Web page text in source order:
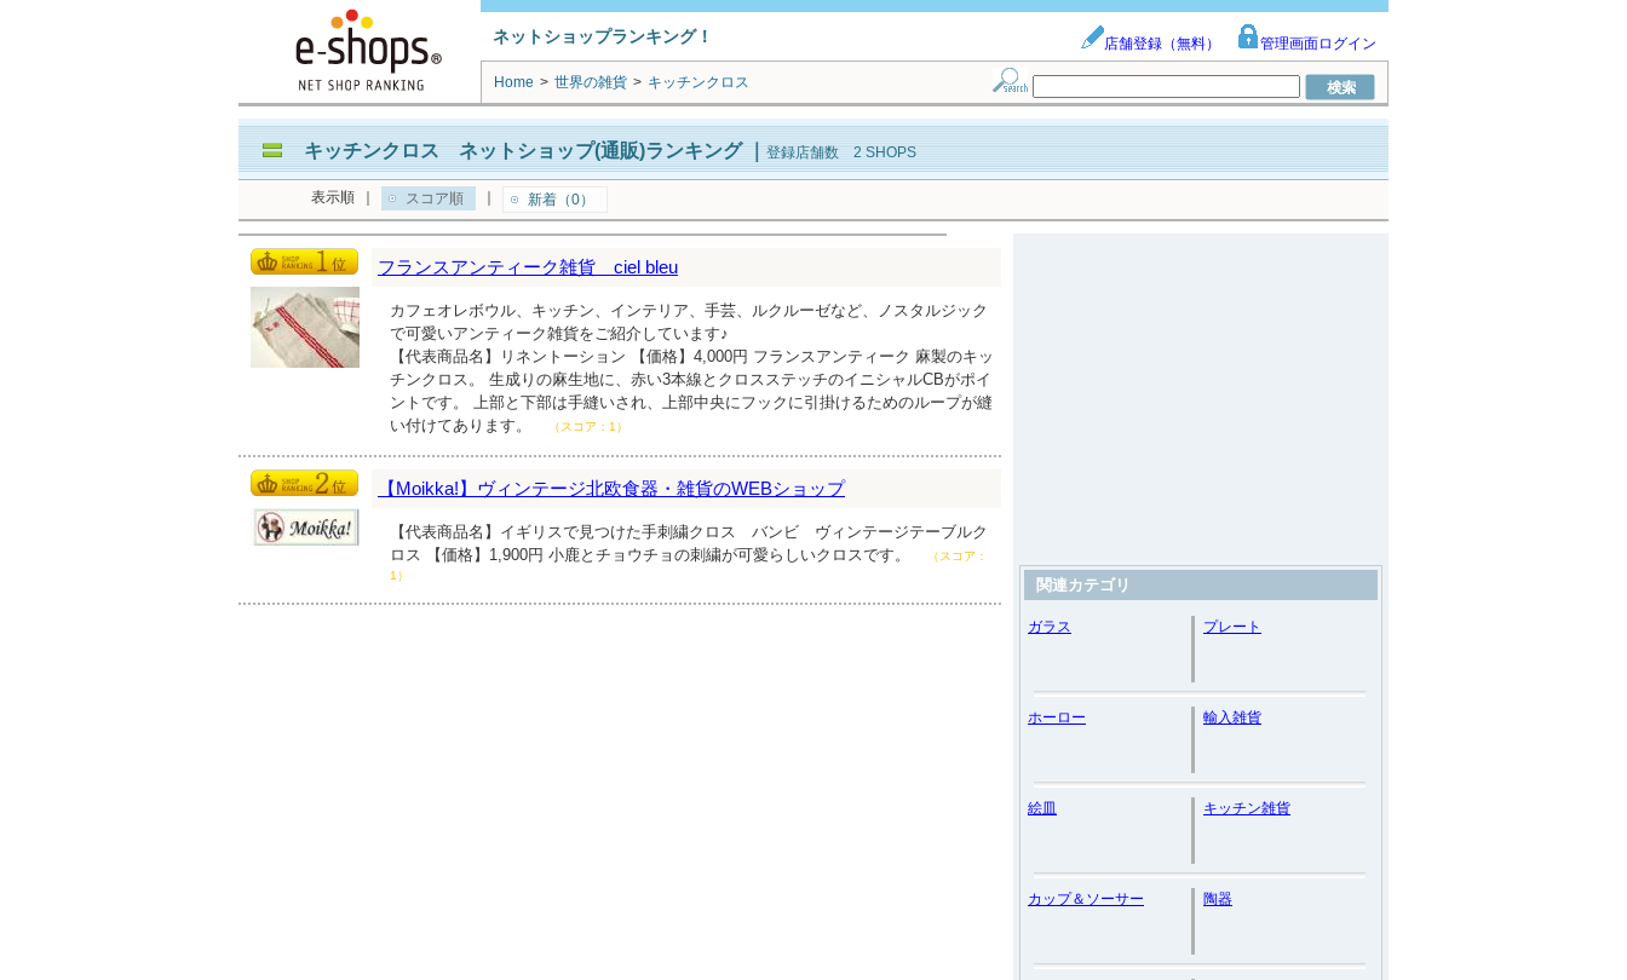
ネットショップランキング！ 店舗登録（無料） 管理画面ログイン
Home > 世界の雑貨 > キッチンクロス
キッチンクロス ネットショップ(通販)ランキング｜ 登録店舗数 2 SHOPS
表示順 スコア順 新着（0）
フランスアンティーク雑貨 ciel bleu
カフェオレボウル、キッチン、インテリア、手芸、ルクルーゼなど、ノスタルジック
で可愛いアンティーク雑貨をご紹介しています♪
【代表商品名】リネントーション 【価格】4,000円 フランスアンティーク 麻製のキッ
チンクロス。 生成りの麻生地に、赤い3本線とクロスステッチのイニシャルCBがポイ
ントです。 上部と下部は手縫いされ、上部中央にフックに引掛けるためのループが縫
い付けてあります。
（スコア：1）
【Moikka!】ヴィンテージ北欧食器・雑貨のWEBショップ
【代表商品名】イギリスで見つけた手刺繍クロス バンビ ヴィンテージテーブルク
ロス 【価格】1,900円 小鹿とチョウチョの刺繍が可愛らしいクロスです。
（スコア：
1）
関連カテゴリ
ガラス プレート
ホーロー 輸入雑貨
絵皿 キッチン雑貨
カップ＆ソーサー 陶器